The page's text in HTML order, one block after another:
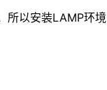
所以安装LAMP环